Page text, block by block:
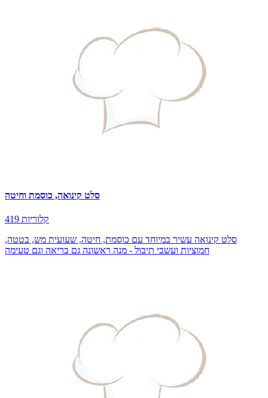
סלט קינואה, כוסמת וחיטה
419 קלוריות
סלט קינואה עשיר במיוחד עם כוסמת, חיטה, שעועית מש, בטטה,
חמוציות ועשבי תיבול - מנה ראשונה גם בריאה וגם טעימה